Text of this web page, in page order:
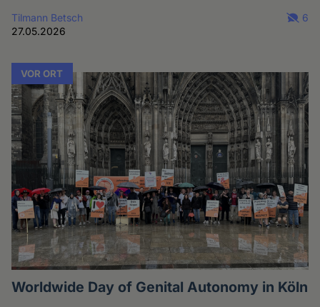
Tilmann Betsch
27.05.2026
6
VOR ORT
Worldwide Day of Genital Autonomy in Köln